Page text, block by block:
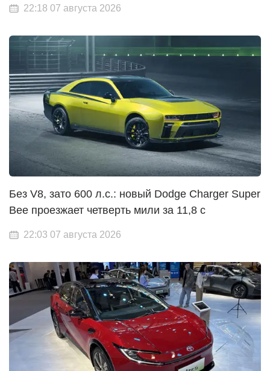
22:18 07 августа 2026
Без V8, зато 600 л.с.: новый Dodge Charger Super
Bee проезжает четверть мили за 11,8 с
22:03 07 августа 2026